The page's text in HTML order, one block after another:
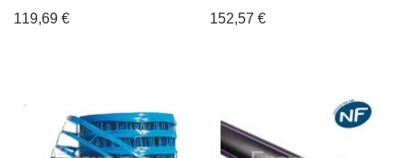
119,69 €
152,57€